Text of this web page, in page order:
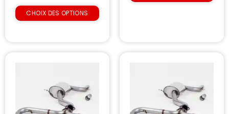
CHOIX DES OPTIONS